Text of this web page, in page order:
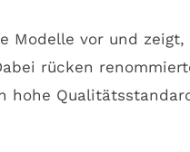
Modelle vor und zeigt,
rücken
hohe